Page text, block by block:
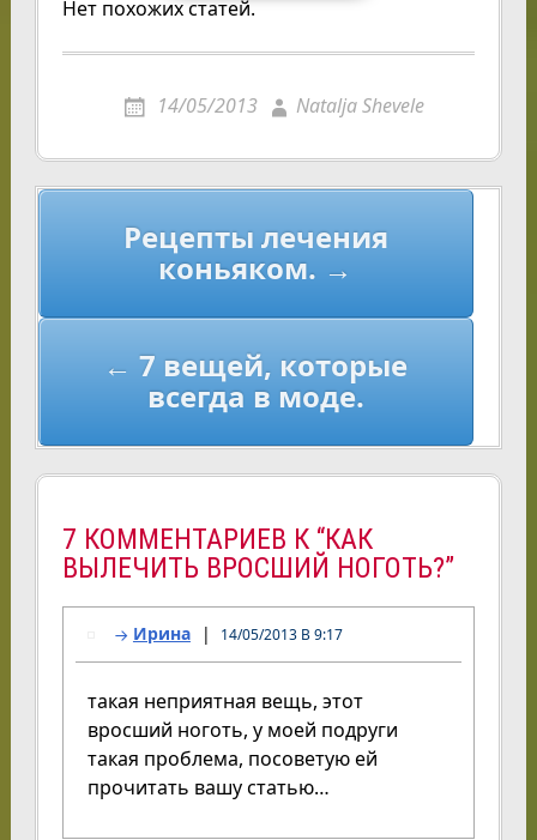
Нет похожих статей.
14/05/2013 Natalja Shevele
Навигация
Рецепты лечения
коньяком. →
← 7 вещей, которые
всегда в моде.
7 КОММЕНТАРИЕВ К “КАК
ВЫЛЕЧИТЬ ВРОСШИЙ НОГОТЬ?”
Ирина 14/05/2013 В 9:17
такая неприятная вещь, этот
вросший ноготь, у моей подруги
такая проблема, посоветую ей
прочитать вашу статью…